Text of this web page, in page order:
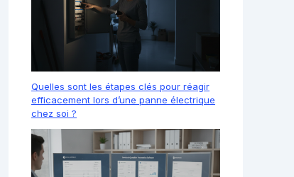
Quelles sont les étapes clés pour réagir
efficacement lors d’une panne électrique
chez soi ?